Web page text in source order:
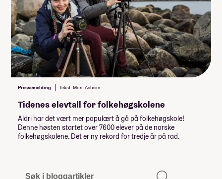
Pressemelding Tekst: Marit Asheim
Tidenes elevtall for folkehøgskolene
Aldri har det vært mer populært å gå på folkehøgskole!
Denne høsten startet over 7600 elever på de norske
folkehøgskolene. Det er ny rekord for tredje år på rad.